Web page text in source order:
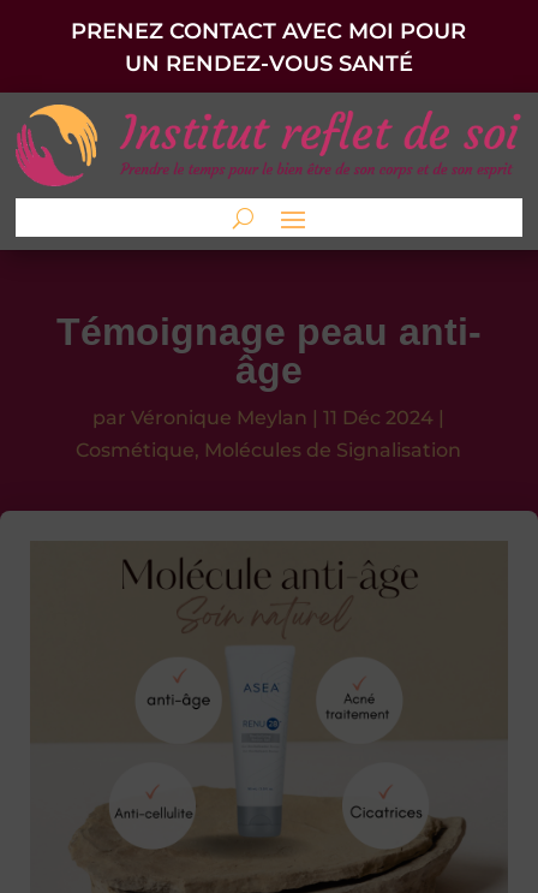
PRENEZ CONTACT AVEC MOI POUR
UN RENDEZ-VOUS SANTÉ
Témoignage peau anti-
âge
parVéronique Meylan |11 Déc 2024 |
Cosmétique, Molécules de Signalisation